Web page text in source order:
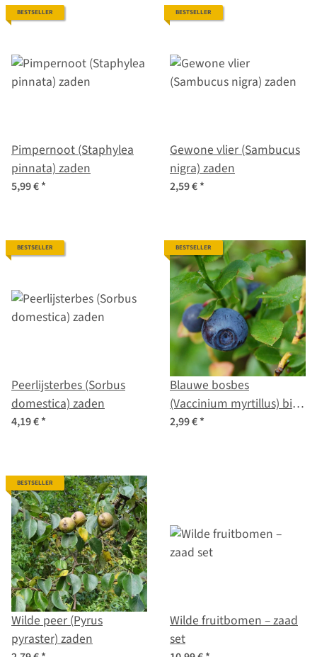
BESTSELLER
Pimpernoot (Staphylea
pinnata) zaden
5,99 €*
BESTSELLER
Gewone vlier (Sambucus
nigra) zaden
2,59 €*
BESTSELLER
Peerlijsterbes (Sorbus
domestica) zaden
4,19 €*
BESTSELLER
Blauwe bosbes
(Vaccinium myrtillus) bio
zaad
2,99 €*
BESTSELLER
Wilde peer (Pyrus
pyraster) zaden
Wilde fruitbomen – zaad
set